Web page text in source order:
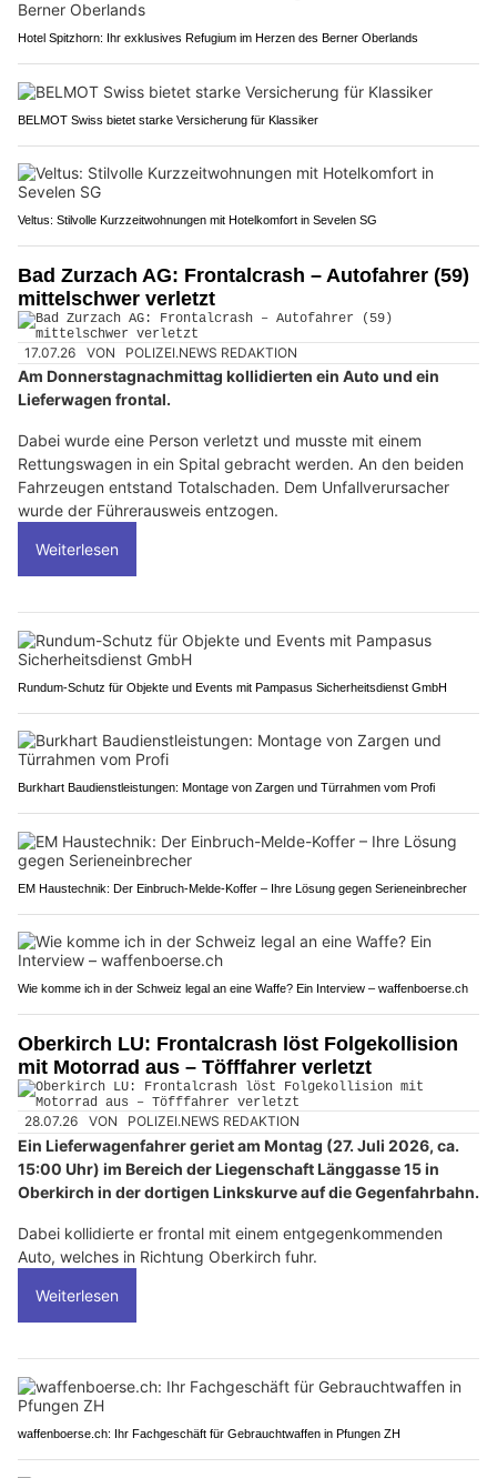
Hotel Spitzhorn: Ihr exklusives Refugium im Herzen des Berner Oberlands
BELMOT Swiss bietet starke Versicherung für Klassiker
Veltus: Stilvolle Kurzzeitwohnungen mit Hotelkomfort in Sevelen SG
Bad Zurzach AG: Frontalcrash – Autofahrer (59)
mittelschwer verletzt
17.07.26 VON POLIZEI.NEWS REDAKTION
Am Donnerstagnachmittag kollidierten ein Auto und ein
Lieferwagen frontal.
Dabei wurde eine Person verletzt und musste mit einem
Rettungswagen in ein Spital gebracht werden. An den beiden
Fahrzeugen entstand Totalschaden. Dem Unfallverursacher
wurde der Führerausweis entzogen.
Weiterlesen
Rundum-Schutz für Objekte und Events mit Pampasus Sicherheitsdienst GmbH
Burkhart Baudienstleistungen: Montage von Zargen und Türrahmen vom Profi
EM Haustechnik: Der Einbruch-Melde-Koffer – Ihre Lösung gegen Serieneinbrecher
Wie komme ich in der Schweiz legal an eine Waffe? Ein Interview – waffenboerse.ch
Oberkirch LU: Frontalcrash löst Folgekollision
mit Motorrad aus – Töfffahrer verletzt
28.07.26 VON POLIZEI.NEWS REDAKTION
Ein Lieferwagenfahrer geriet am Montag (27. Juli 2026, ca.
15:00 Uhr) im Bereich der Liegenschaft Länggasse 15 in
Oberkirch in der dortigen Linkskurve auf die Gegenfahrbahn.
Dabei kollidierte er frontal mit einem entgegenkommenden
Auto, welches in Richtung Oberkirch fuhr.
Weiterlesen
waffenboerse.ch: Ihr Fachgeschäft für Gebrauchtwaffen in Pfungen ZH